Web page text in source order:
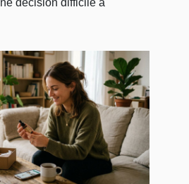
décision difficile à